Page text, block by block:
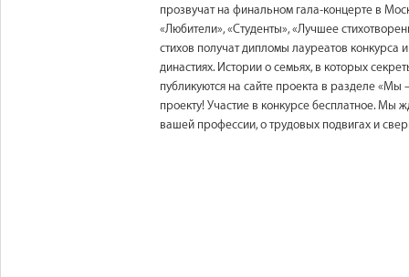
прозвучат на финальном гала-концерте в
«Любители», «Студенты», «Лучшее
стихов получат дипломы лауреатов
династиях. Истории о семьях, в которых
публикуются на сайте проекта в разделе
проекту! Участие в конкурсе бесплатное. Мы
вашей профессии, о трудовых подвигах и